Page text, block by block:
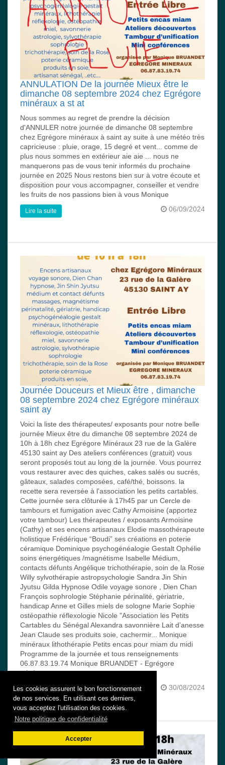
Les cookies assurent le bon fonctionnement
de nos services. En utilisant ces derniers,
vous acceptez l'utilisation des cookies.
Notre politique de confidentialité
Accepter
ANNULATION De la journée Mieux être le
dimanche 08 septembre 2024 chez Egrégore
minéraux a st at
Nous sommes au regret de prendre la décision
d'ANNULER notre journée de dimanche 08 septembre
chez Egrégore minéraux à saint ay suite à une météo très
capricieuse : pluie, orage, 15 degré et vent... comme de
plus nous sommes en extérieur aie aie ... nous ne
manquerons pas de vous tenir informés du prochaine
journée en 2025 Nous restons bien sur à votre écoute et
disposition pour vous accompagner, conseiller et vendre
les fruits de nos passions bien à vous Monique
06/09/2024
Lire la suite
Journée Douceurs et Mieux être , dimanche
08 septembre 2024 chez Egrégore minéraux
saint ay
Voici la liste des thérapeutes/ exposants pour notre belle
journée Mieux être du dimanche 08 septembre 2024 de
10h à 18h chez Egrégore Minéraux 23 rue de la Galère
45130 saint ay Des ateliers conférences (gratuit) vous
seront proposés tout au long de la journée. Vous pourrez
vous restaurer avec des quiches, cakes salés ou sucrés,
gâteaux, salades composées, café/thé, boissons. la
recette sera reversée à l'association les petits cartables.
Cette journée sera clôturée à 17h45 par un Cercle de
tambours et fumigation avec Cathy Armoisine (apportez
votre tambour) Les thérapeutes / exposants Armoisine
(Cathy) et ses encens artisanaux Elodie massothérapeute
holistique Frédérique “Boudi” ses créations en poterie
céramique Dominique psychogénéalogie Gestalt Ophélie
soins énergétiques /magnétisme Isabelle Médium,
contacts défunts Angélique trichothérapie, soin de la Rose
Willy sylvothérapie astropsychologie Sandra Jin Shin
Jyutsu Gilda Hypnose Odile voyage sonore , Dien Chan
François sophrologie Stéphanie périnalité, gériatrie,
handicap Anne et Gilles miels de sologne Marie Sophie
ostéopathie réflexologie Nicole "Association les Petits
Cartables du Sénégal Alexandra savonnière Lait d’anesse
Jean Claude ses produits soie, cachermir... Monique
minéraux lithothérapie Petits encas pour miam du midi
Programme de la journée et tous renseignements
06.87.83.19.74 Monique BRUANDET - Egrégore
minéraux
30/08/2024
Lire la suite